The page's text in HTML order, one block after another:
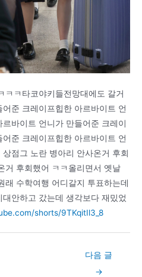
ㅋㅋ타코야키들전망대에도 갈거
준 크레이프힙한 아르바이트 언
바이트 언니가 만들어준 크레이
준 크레이프힙한 아르바이트 언
점그 노란 병아리 안사온거 후회
거 후회했어 ㅋㅋ올리면서 옛날
래 수학여행 어디갈지 투표하는데
안하고 갔는데 생각보다 재밌었
shorts/9TKqitIl3_8
다음 글
→